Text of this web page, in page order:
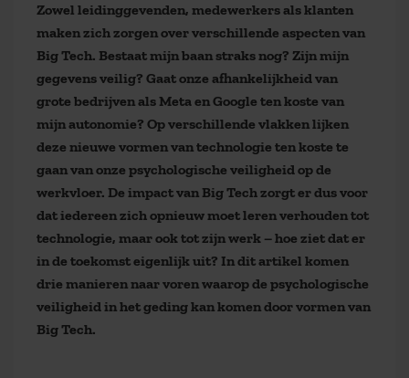
Zowel leidinggevenden, medewerkers als klanten
maken zich zorgen over verschillende aspecten van
Big Tech. Bestaat mijn baan straks nog? Zijn mijn
gegevens veilig? Gaat onze afhankelijkheid van
grote bedrijvenals Meta en Google ten koste van
mijn autonomie? Op verschillende vlakken lijken
deze nieuwe vormen van technologie ten koste te
gaan van onze psychologische veiligheid op de
werkvloer. De impact van Big Tech zorgt er dus voor
dat iedereen zich opnieuw moet leren verhouden tot
technologie, maar ook tot zijn werk – hoe ziet dat er
in de toekomst eigenlijk uit? In dit artikel komen
drie manieren naar voren waarop de psychologische
veiligheid in het geding kan komen door vormen van
Big Tech.